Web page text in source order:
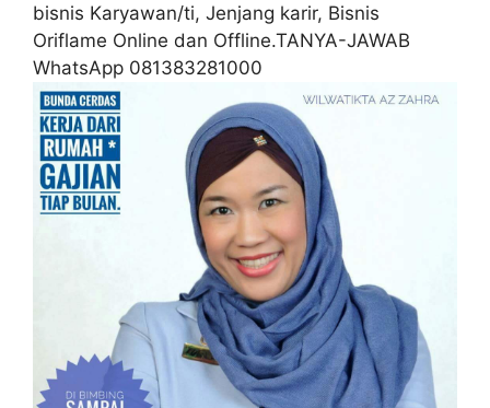
bisnis Karyawan/ti, Jenjang karir, Bisnis
Oriflame Online dan Offline.TANYA-JAWAB
WhatsApp 081383281000